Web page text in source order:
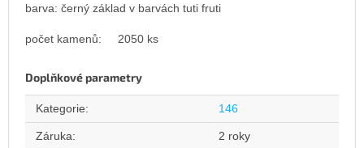
barva: černý základ v barvách tuti fruti
počet kamenů: 2050 ks
Doplňkové parametry
Kategorie: 146
Záruka: 2 roky